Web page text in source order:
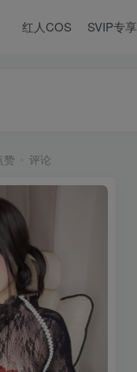
红人COS SVIP专享
赞 评论